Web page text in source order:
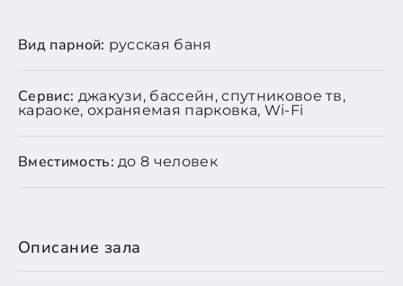
Вид парной: русская баня
Сервис: джакузи, бассейн, спутниковое тв,
караоке, охраняемая парковка, Wi-Fi
Вместимость: до 8 человек
Описание зала